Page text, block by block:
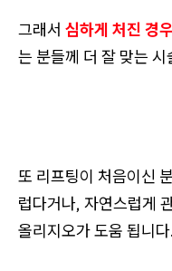
그래서 심하게 처진 경
는 분들께 더 잘 맞는 시
또 리프팅이 처음이신
럽다거나, 자연스럽게
올리지오가 도움 됩니다.